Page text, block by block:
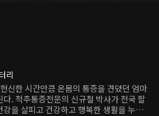
리
신한 시간만큼 온몸의 통증을 견뎠던 엄마
. 척추통증전문의 신규철 박사가 전국 팔
을 살피고 건강하고 행복한 생활을 누릴